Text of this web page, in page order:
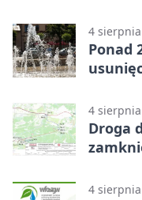
4
Ponad
4
Droga
4